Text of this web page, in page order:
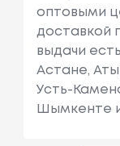
оптовыми
доставкой
выдачи
Астане,
Усть-
Шымкенте и